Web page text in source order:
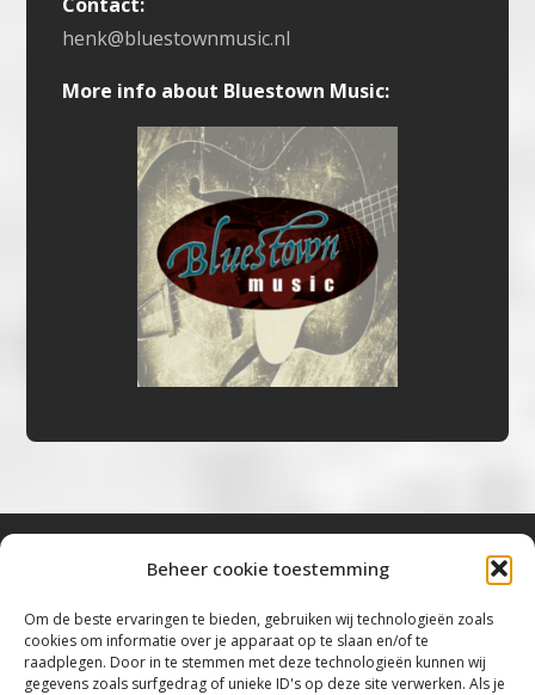
Beheer cookie toestemming
Om de beste ervaringen te bieden, gebruiken wij technologieën zoals
cookies om informatie over je apparaat op te slaan en/of te
raadplegen. Door in te stemmen met deze technologieën kunnen wij
gegevens zoals surfgedrag of unieke ID's op deze site verwerken. Als je
henk@bluestownmusic.nl
More info about Bluestown Music:
“Voor de mooiste Blues, Rock, Roots &
Americana”